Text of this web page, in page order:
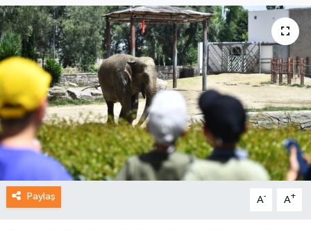
Paylaş A- A+
MAGAZİN
SPOR